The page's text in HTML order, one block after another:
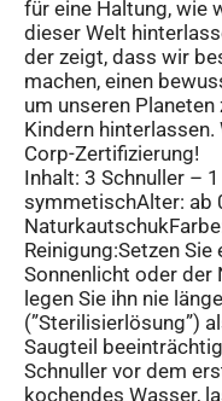
für eine Haltung, wie
dieser Welt
der zeigt, dass wir
machen, einen
um unseren
Kindern hinterlassen.
Corp-Zertifizierung!
Inhalt: 3 Schnuller –
symmetischAlter: ab
Reinigung:Setzen
Sonnenlicht oder der
legen Sie ihn nie
(”Sterilisierlösung”)
Saugteil
Schnuller vor dem
kochendes Wasser,